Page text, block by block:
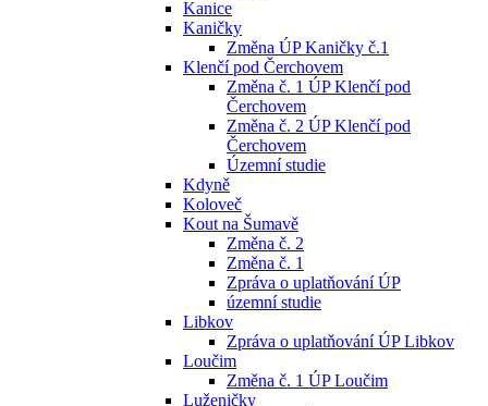
Kanice
Kaničky
Změna ÚP Kaničky č.1
Klenčí pod Čerchovem
Změna č. 1 ÚP Klenčí pod
Čerchovem
Změna č. 2 ÚP Klenčí pod
Čerchovem
Územní studie
Kdyně
Koloveč
Kout na Šumavě
Změna č. 2
Změna č. 1
Zpráva o uplatňování ÚP
územní studie
Libkov
Zpráva o uplatňování ÚP Libkov
Loučim
Změna č. 1 ÚP Loučim
Luženičky